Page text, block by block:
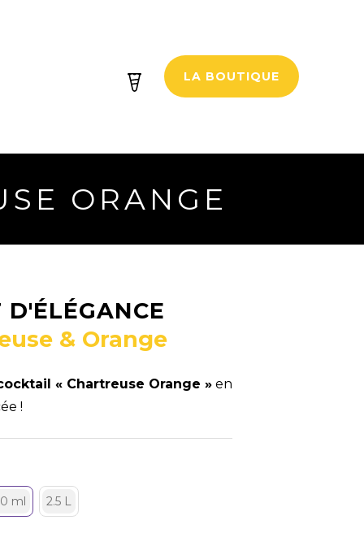
LA BOUTIQUE
ORANGE
D'ÉLÉGANCE
& Orange
« Chartreuse Orange » en
!
ml 2.5 L